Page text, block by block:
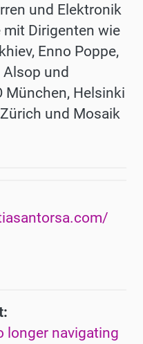
und Elektronik
Dirigenten wie
Enno Poppe,
und
München, Helsinki
und Mosaik
longer navigating